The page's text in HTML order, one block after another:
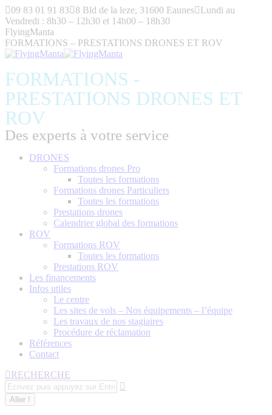
Aller
au
contenu
09 83 01 91 83 8 Bld de la leze, 31600 Eaunes
Lundi au
Vendredi : 8h30 – 12h30 et 14h00 – 18h30
FlyingManta
FORMATIONS – PRESTATIONS DRONES ET ROV
FORMATIONS -
PRESTATIONS DRONES ET
ROV
Des experts à votre service
DRONES
Formations drones Pro
Toutes les formations
Formations drones Particuliers
Toutes les formations
Prestations drones
Calendrier global des formations
ROV
Formations ROV
Toutes les formations
Prestations ROV
Les financements
Infos utiles
Le centre
Les sites de vols – Nos équipements – l’équipe
Les travaux de nos stagiaires
Procédure de réclamation
Références
Contact
Recherche
RECHERCHE